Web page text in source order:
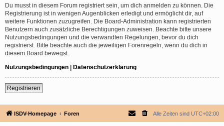
Du musst in diesem Forum registriert sein, um dich anmelden zu können. Die
Registrierung ist in wenigen Augenblicken erledigt und ermöglicht dir, auf
weitere Funktionen zuzugreifen. Die Board-Administration kann registrierten
Benutzern auch zusätzliche Berechtigungen zuweisen. Beachte bitte unsere
Nutzungsbedingungen und die verwandten Regelungen, bevor du dich
registrierst. Bitte beachte auch die jeweiligen Forenregeln, wenn du dich in
diesem Board bewegst.
Nutzungsbedingungen | Datenschutzerklärung
Registrieren
ISDV-Homepage Foren Alle Zeiten sind UTC+02:00